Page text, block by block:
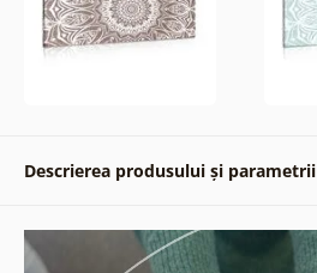
Descrierea produsului și parametrii